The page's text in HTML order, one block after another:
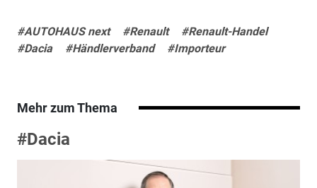
#AUTOHAUS next #Renault
#Renault-Handel
#Dacia
#Händlerverband #Importeur
Mehr zum Thema
#Dacia